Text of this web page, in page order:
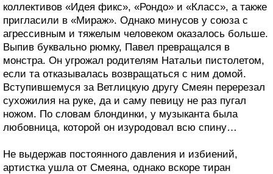
коллективов «Идея фикс», «Рондо» и «Класс», а также
пригласили в «Мираж». Однако минусов у союза с
агрессивным и тяжелым человеком оказалось больше.
Выпив буквально рюмку, Павел превращался в
монстра. Он угрожал родителям Натальи пистолетом,
если та отказывалась возвращаться с ним домой.
Вступившемуся за Ветлицкую другу Смеян перерезал
сухожилия на руке, да и саму певицу не раз пугал
ножом. По словам блондинки, у музыканта была
любовница, которой он изуродовал всю спину…
Не выдержав постоянного давления и избиений,
артистка ушла от Смеяна, однако вскоре тиран